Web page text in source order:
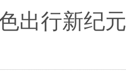
出行新纪元